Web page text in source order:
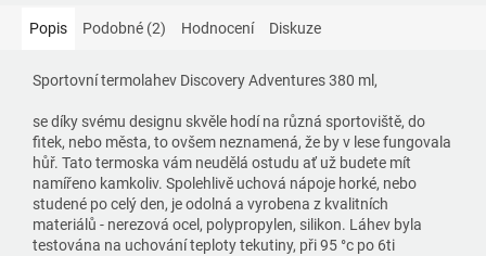
Popis Podobné (2) Hodnocení Diskuze
Sportovní termolahev Discovery Adventures 380 ml,
se díky svému designu skvěle hodí na různá sportoviště, do
fitek, nebo města, to ovšem neznamená, že by v lese fungovala
hůř. Tato termoska vám neudělá ostudu ať už budete mít
namířeno kamkoliv. Spolehlivě uchová nápoje horké, nebo
studené po celý den, je odolná a vyrobena z kvalitních
materiálů - nerezová ocel, polypropylen, silikon. Láhev byla
testována na uchování teploty tekutiny, při 95 °c po 6ti